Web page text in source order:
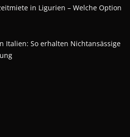
in Ligurien – Welche Option
Italien: So erhalten Nichtansässige